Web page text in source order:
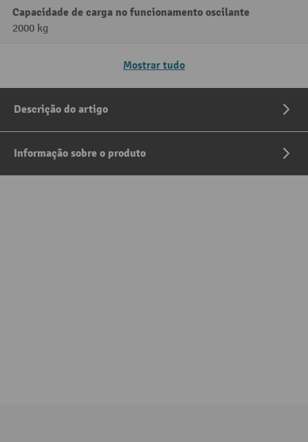
Capacidade de carga no funcionamento oscilante
2000 kg
Mostrar tudo
Descrição do artigo
Informação sobre o produto